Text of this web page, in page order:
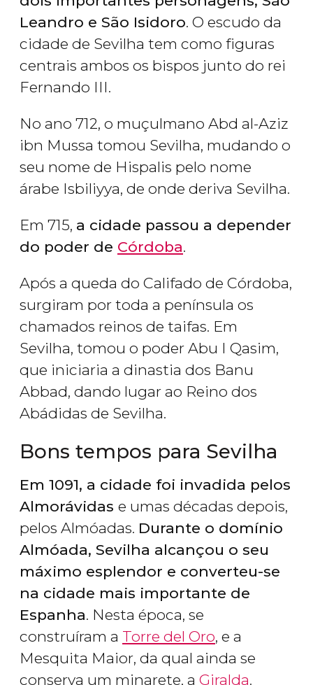
Leandro e São Isidoro. O escudo da
cidade de Sevilha tem como figuras
centrais ambos os bispos junto do rei
Fernando III.
No ano 712, o muçulmano Abd al-Aziz
ibn Mussa tomou Sevilha, mudando o
seu nome de Hispalis pelo nome
árabe Isbiliyya, de onde deriva Sevilha.
Em 715, a cidade passou a depender
do poder de Córdoba.
Após a queda do Califado de Córdoba,
surgiram por toda a península os
chamados reinos de taifas. Em
Sevilha, tomou o poder Abu I Qasim,
que iniciaria a dinastia dos Banu
Abbad, dando lugar ao Reino dos
Abádidas de Sevilha.
Bons tempos para Sevilha
Em 1091, a cidade foi invadida pelos
Almorávidas e umas décadas depois,
pelos Almóadas. Durante o domínio
Almóada, Sevilha alcançou o seu
máximo esplendor e converteu-se
na cidade mais importante de
Espanha. Nesta época, se
construíram a Torre del Oro, e a
Mesquita Maior, da qual ainda se
conserva um minarete, a Giralda.